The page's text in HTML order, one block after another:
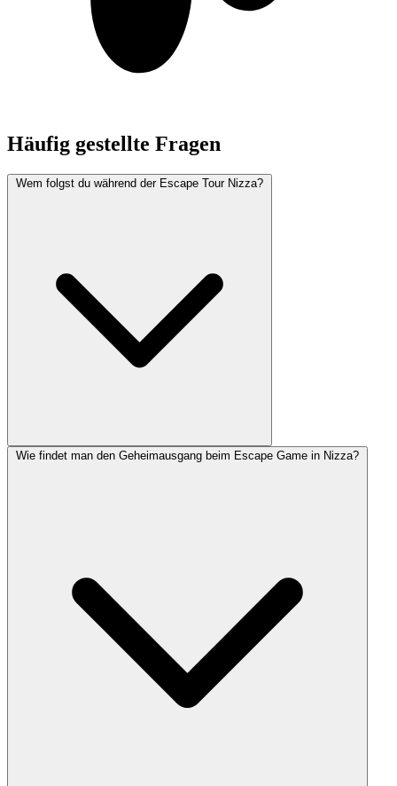
Häufig gestellte Fragen
Wem folgst du während der Escape Tour Nizza?
Wie findet man den Geheimausgang beim Escape Game in Nizza?